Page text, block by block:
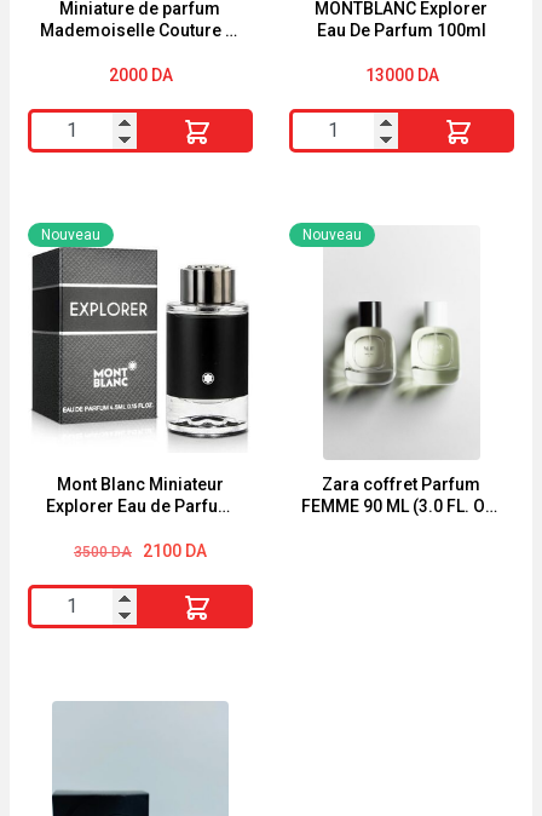
Miniature de parfum
Mademoiselle Couture in
2000 DA
quantité
de
de
parfum
Mademoiselle
Couture
Love
de
4,5ml
MONTBLANC Explorer
Eau De Parfum 100ml
13000 DA
quantité
de
Explorer
Eau
Parfum
100ml
Mont Blanc Miniateur
Explorer Eau de Parfum
Nouveau
3500DA
Le
initial
était :
3500 DA.
2100 DA
Le
actuel
est :
2100 DA.
quantité
de
Blanc
Eau
Zara coffret Parfum
FEMME 90 ML (3.0 FL. OZ)
Nouveau